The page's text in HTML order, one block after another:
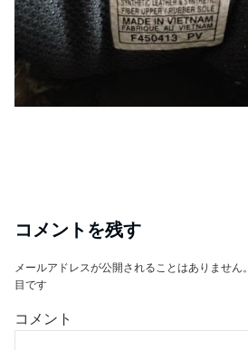
コメントを残す
メールアドレスが公開されることはありません。
目です
コメント